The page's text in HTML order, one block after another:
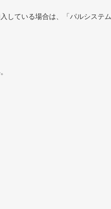
している場合は、「パルシステ